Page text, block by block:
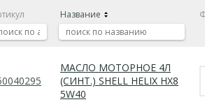
Название
МАСЛО МОТОРНОЕ 4Л
(СИНТ.) SHELL HELIX HX8
5W40